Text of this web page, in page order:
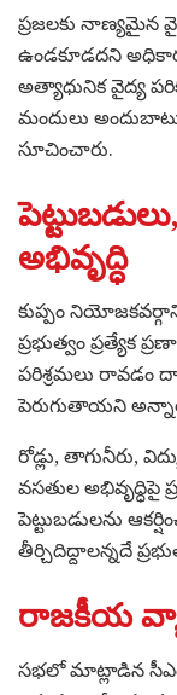
ప్రజలకు నాణ్యమైన
ఉండకూడదని
అత్యాధునిక వైద్య
మందులు
సూచించారు.
అభివృద్ధి
కుప్పం
ప్రభుత్వం ప్రత్యేక
పరిశ్రమలు రావడం
పెరుగుతాయని
రోడ్లు, తాగునీరు,
వసతుల అభివృద్ధిపై
పెట్టుబడులను
తీర్చిదిద్దాలన్నదే
రాజకీయ
సభలో మాట్లాడిన